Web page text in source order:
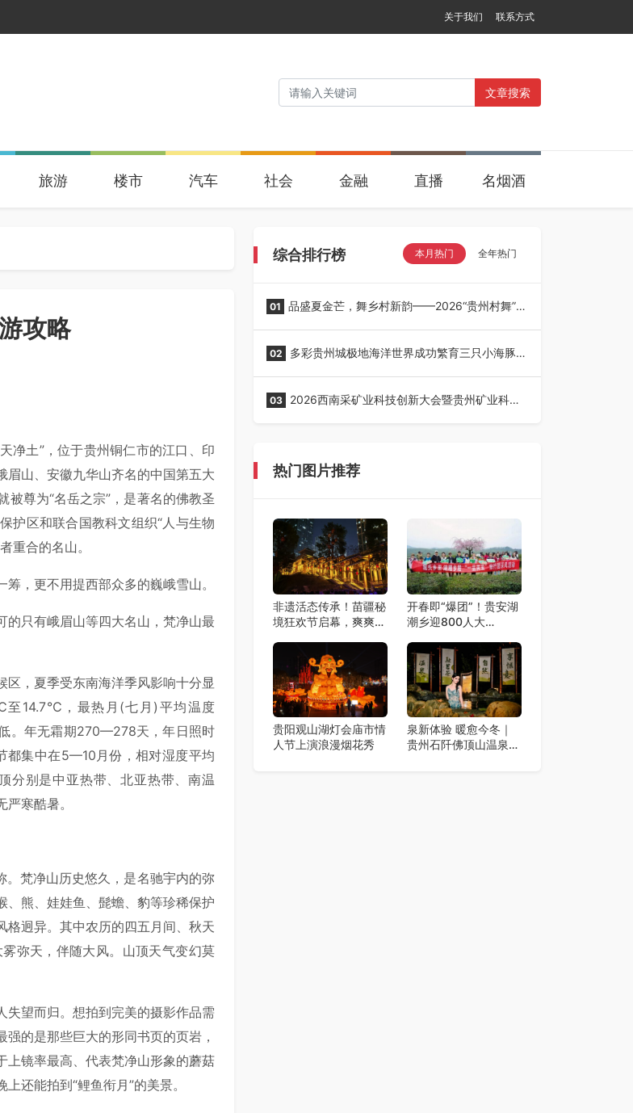
关于我们 联系方式
文章搜索
旅游 楼市 汽车 社会 金融 直播 名烟酒
攻略
净土”，位于贵州铜仁市的江口、印
山、安徽九华山齐名的中国第五大
尊为“名岳之宗”，是著名的佛教圣
护区和联合国教科文组织“人与生物
重合的名山。
，更不用提西部众多的巍峨雪山。
的只有峨眉山等四大名山，梵净山最
，夏季受东南海洋季风影响十分显
至14.7℃，最热月(七月)平均温度
。年无霜期270—278天，年日照时
集中在5—10月份，相对湿度平均
分别是中亚热带、北亚热带、南温
寒酷暑。
。梵净山历史悠久，是名驰宇内的弥
熊、娃娃鱼、髭蟾、豹等珍稀保护
迥异。其中农历的四五月间、秋天
弥天，伴随大风。山顶天气变幻莫
望而归。想拍到完美的摄影作品需
的是那些巨大的形同书页的页岩，
上镜率最高、代表梵净山形象的蘑菇
还能拍到“鲤鱼衔月”的美景。
综合排行榜 本月热门 全年热门
01 品盛夏金芒，舞乡村新韵——2026“贵州村舞”暨
02 多彩贵州城极地海洋世界成功繁育三只小海豚，
03 2026西南采矿业科技创新大会暨贵州矿业科技
热门图片推荐
非遗活态传承！苗疆秘
境狂欢节启幕，爽爽贵
开春即“爆团”！贵安湖
潮乡迎800人大
爆出圈
贵阳观山湖灯会庙市情
人节上演浪漫烟花秀
泉新体验 暖愈今冬｜
贵州石阡佛顶山温泉小